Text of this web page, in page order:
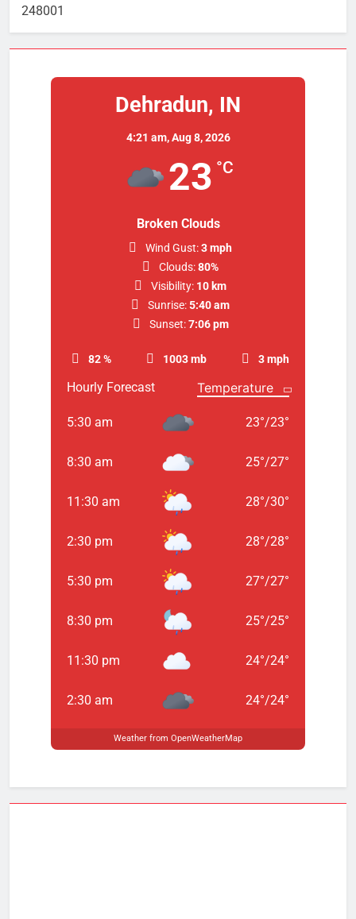
248001
Dehradun, IN
4:21 am,Aug 8, 2026
23 °C
Broken Clouds
82 % 1003 mb 3 mph
Wind Gust:3 mph
Clouds:80%
Visibility: 10 km
Sunrise:5:40 am
Sunset: 7:06 pm
Hourly Forecast
5:30 am 23°/23°
8:30 am 25°/27°
11:30 am 28°/30°
2:30 pm 28°/28°
5:30 pm 27°/27°
8:30 pm 25°/25°
11:30 pm 24°/24°
2:30 am 24°/24°
Weather from OpenWeatherMap